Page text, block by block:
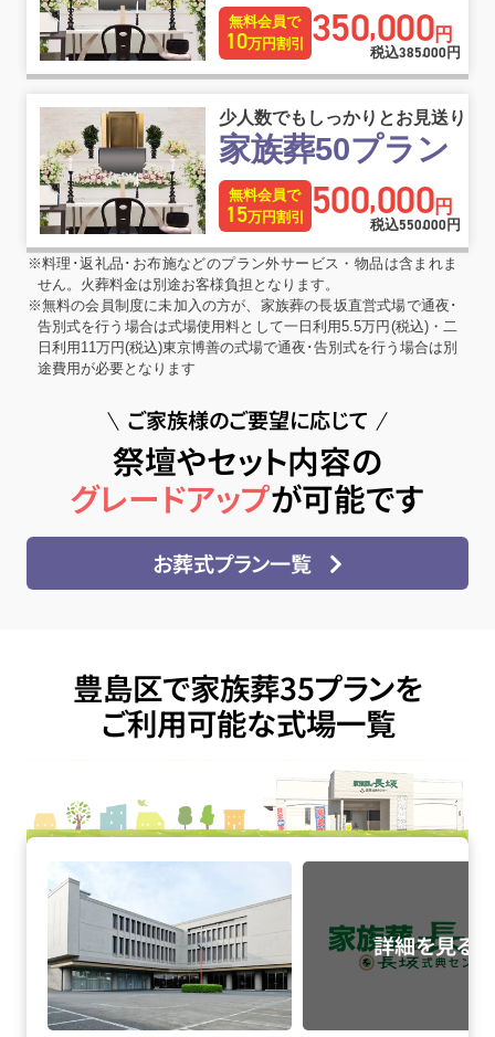
無料会員で
10万円割引 350,000円
税込385,000円
少人数でもしっかりとお見送り
家族葬50プラン
無料会員で
15万円割引 500,000円
税込550,000 円
※料理･返礼品･お布施などのプラン外サービス・物品は含まれま
せん。火葬料金は別途お客様負担となります。
※無料の会員制度に未加入の方が、家族葬の長坂直営式場で通夜･
告別式を行う場合は式場使用料として一日利用5.5万円(税込)・二
日利用11万円(税込)東京博善の式場で通夜･告別式を行う場合は別
途費用が必要となります
ご家族様のご要望に応じて
祭壇やセット内容の
グレードアップが可能です
お葬式プラン一覧
豊島区で家族葬35プランを
ご利用可能な式場一覧
落合斎場の詳細へ